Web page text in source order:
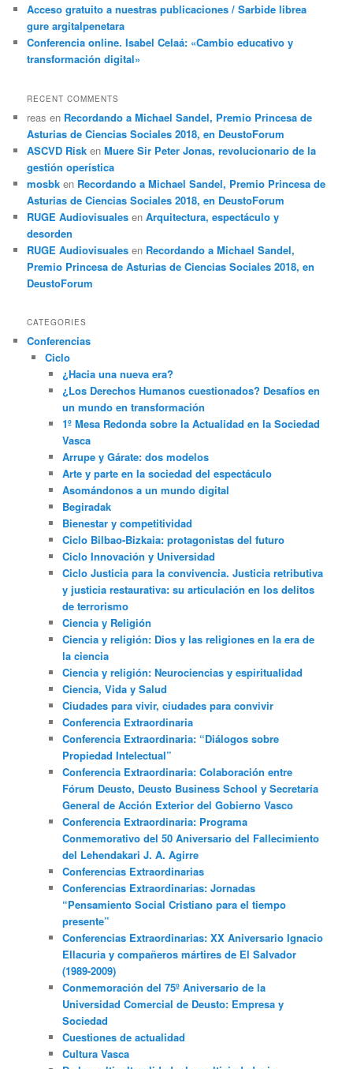
Acceso gratuito a nuestras publicaciones / Sarbide librea
gure argitalpenetara
Conferencia online. Isabel Celaá: «Cambio educativo y
transformación digital»
RECENT COMMENTS
reas en Recordando a Michael Sandel, Premio Princesa de
Asturias de Ciencias Sociales 2018, en DeustoForum
ASCVD Risk enMuere Sir Peter Jonas, revolucionario de la
gestión operística
mosbk en Recordando a Michael Sandel, Premio Princesa de
Asturias de Ciencias Sociales 2018, en DeustoForum
RUGE Audiovisuales enArquitectura, espectáculo y
desorden
RUGE Audiovisuales en Recordando a Michael Sandel,
Premio Princesa de Asturias de Ciencias Sociales 2018, en
DeustoForum
CATEGORIES
Conferencias
Ciclo
¿Hacia una nueva era?
¿Los Derechos Humanos cuestionados? Desafíos en
un mundo en transformación
1º Mesa Redonda sobre la Actualidad en la Sociedad
Vasca
Arrupe y Gárate: dos modelos
Arte y parte en la sociedad del espectáculo
Asomándonos a un mundo digital
Begiradak
Bienestar y competitividad
Ciclo Bilbao-Bizkaia: protagonistas del futuro
Ciclo Innovación y Universidad
Ciclo Justicia para la convivencia. Justicia retributiva
y justicia restaurativa: su articulación en los delitos
de terrorismo
Ciencia y Religión
Ciencia y religión: Dios y las religiones en la era de
la ciencia
Ciencia y religión: Neurociencias y espiritualidad
Ciencia, Vida y Salud
Ciudades para vivir, ciudades para convivir
Conferencia Extraordinaria
Conferencia Extraordinaria: “Diálogos sobre
Propiedad Intelectual”
Conferencia Extraordinaria: Colaboración entre
Fórum Deusto, Deusto Business School y Secretaría
General de Acción Exterior del Gobierno Vasco
Conferencia Extraordinaria: Programa
Conmemorativo del 50 Aniversario del Fallecimiento
del Lehendakari J. A. Agirre
Conferencias Extraordinarias
Conferencias Extraordinarias: Jornadas
“Pensamiento Social Cristiano para el tiempo
presente”
Conferencias Extraordinarias: XX Aniversario Ignacio
Ellacuria y compañeros mártires de El Salvador
(1989-2009)
Conmemoración del 75º Aniversario de la
Universidad Comercial de Deusto: Empresa y
Sociedad
Cuestiones de actualidad
Cultura Vasca